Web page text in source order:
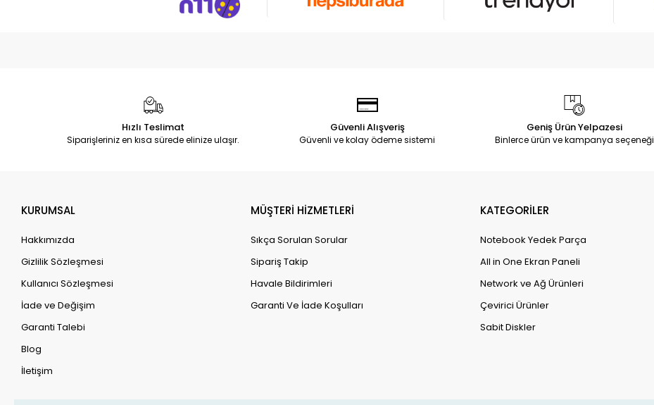
Hızlı Teslimat
Siparişleriniz en kısa sürede elinize ulaşır.
Güvenli Alışveriş
Güvenli ve kolay ödeme sistemi
Geniş Ürün Yelpazesi
Binlerce ürün ve kampanya seçeneği
KURUMSAL
Hakkımızda
Gizlilik Sözleşmesi
Kullanıcı Sözleşmesi
İade ve Değişim
Garanti Talebi
Blog
İletişim
MÜŞTERİ HİZMETLERİ
Sıkça Sorulan Sorular
Sipariş Takip
Havale Bildirimleri
Garanti Ve İade Koşulları
KATEGORİLER
Notebook Yedek Parça
All in One Ekran Paneli
Network ve Ağ Ürünleri
Çevirici Ürünler
Sabit Diskler